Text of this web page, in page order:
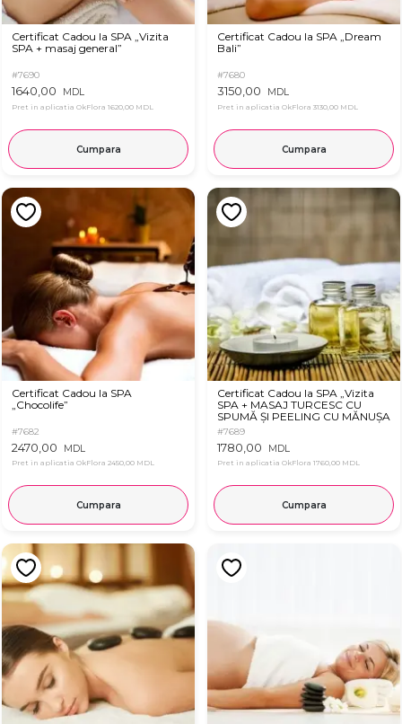
Certificat Cadou la SPA „Vizita
SPA + masaj general”
#7690
1640,00 MDL
Pret in aplicatia OkFlora 1620,00 MDL
Cumpara
Certificat Cadou la SPA „Dream
Bali”
#7680
3150,00 MDL
Pret in aplicatia OkFlora 3130,00 MDL
Cumpara
Certificat Cadou la SPA
„Chocolife”
#7682
2470,00 MDL
Pret in aplicatia OkFlora 2450,00 MDL
Cumpara
Certificat Cadou la SPA „Vizita
SPA + MASAJ TURCESC CU
SPUMĂ ȘI PEELING CU MĂNUȘA
KESE”
#7689
1780,00 MDL
Pret in aplicatia OkFlora 1760,00 MDL
Cumpara